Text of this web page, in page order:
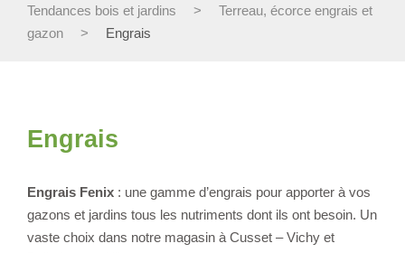
Tendances bois et jardins >
Terreau, écorce engrais et
gazon
> Engrais
Engrais
Engrais Fenix : une gamme d’engrais pour apporter à vos
gazons et jardins tous les nutriments dont ils ont besoin. Un
vaste choix dans notre magasin à Cusset – Vichy et